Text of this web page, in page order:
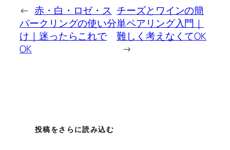
← 赤・白・ロゼ・ス
パークリングの使い分
け｜迷ったらこれで
OK
チーズとワインの簡
単ペアリング入門｜
難しく考えなくてOK
→
投稿をさらに読み込む